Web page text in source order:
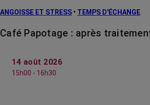
ANGOISSE ET STRESS • TEMPS D'ÉCHANGE
Café Papotage : après
14 août 2026
15h00 - 16h30